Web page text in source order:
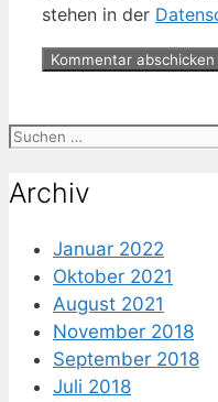
stehen in der
Suche
Archiv
Januar 2022
Oktober 2021
August 2021
November 2018
September 2018
Juli 2018